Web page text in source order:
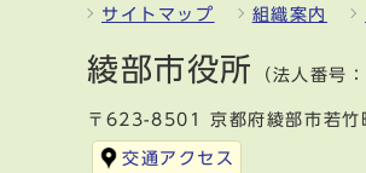
サイトマップ 組織案内
綾部市役所 （法人番号
〒623-8501 京都府綾部市若竹
交通アクセス